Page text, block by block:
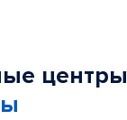
центры